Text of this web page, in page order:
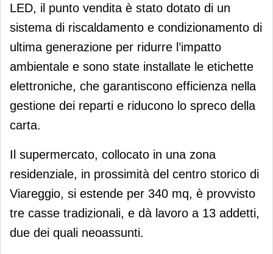
LED, il punto vendita è stato dotato di un
sistema di riscaldamento e condizionamento di
ultima generazione per ridurre l’impatto
ambientale e sono state installate le etichette
elettroniche, che garantiscono efficienza nella
gestione dei reparti e riducono lo spreco della
carta.
Il supermercato, collocato in una zona
residenziale, in prossimità del centro storico di
Viareggio, si estende per 340 mq, è provvisto
tre casse tradizionali, e dà lavoro a 13 addetti,
due dei quali neoassunti.